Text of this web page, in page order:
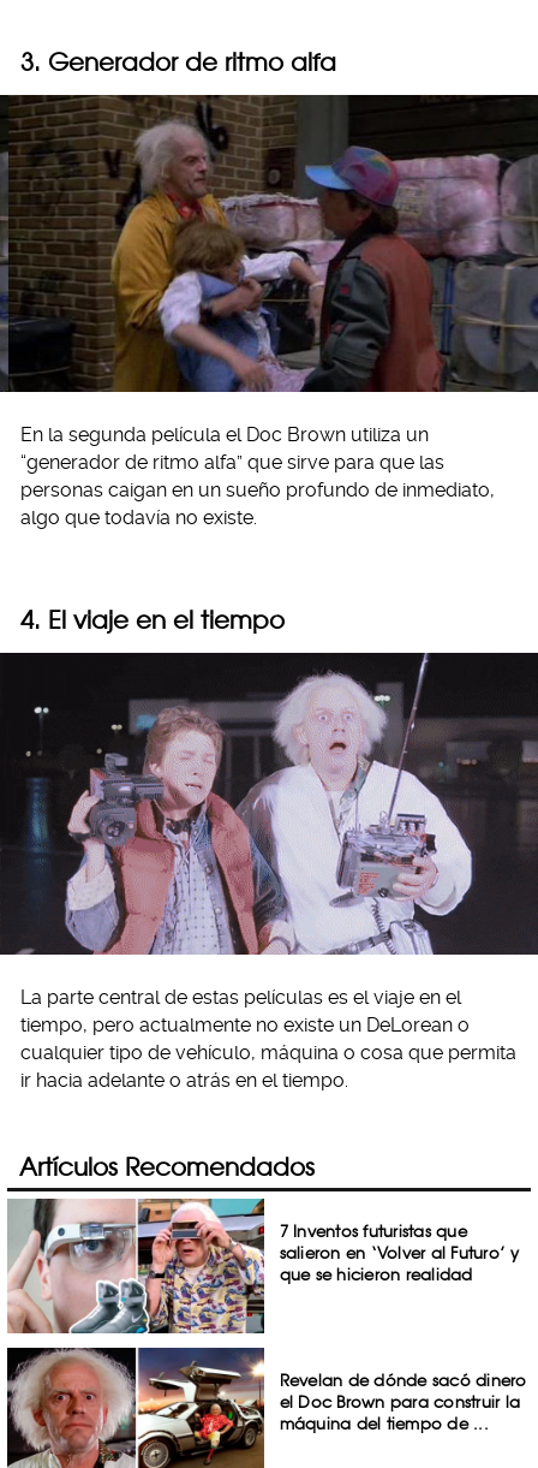
3. Generador de ritmo alfa
En la segunda película el Doc Brown utiliza un
“generador de ritmo alfa” que sirve para que las
personas caigan en un sueño profundo de inmediato,
algo que todavía no existe.
4. El viaje en el tiempo
La parte central de estas películas es el viaje en el
tiempo, pero actualmente no existe un DeLorean o
cualquier tipo de vehículo, máquina o cosa que permita
ir hacia adelante o atrás en el tiempo.
Artículos Recomendados
7 Inventos futuristas que
salieron en ‘Volver al Futuro’ y
que se hicieron realidad
Revelan de dónde sacó dinero
el Doc Brown para construir la
máquina del tiempo de ...